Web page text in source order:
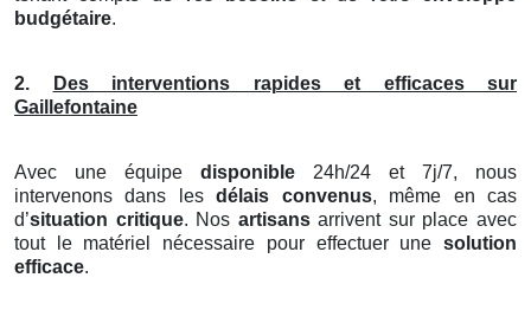
budgétaire.
2.
Des interventions rapides et efficaces sur
Gaillefontaine
Avec une équipe disponible 24h/24 et 7j/7, nous
intervenons dans lesdélais convenus, même en cas
d’situation critique. Nos artisansarrivent sur place avec
tout le matériel nécessaire pour effectuer une solution
efficace.